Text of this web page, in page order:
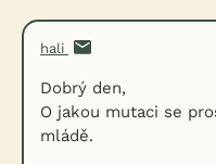
hali
Dobrý den,
O jakou mutaci se
mládě.